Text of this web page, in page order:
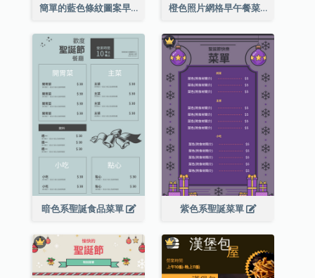
簡單的藍色條紋圖案早午餐菜單 橙色照片網格早午餐菜單
暗色系聖誕食品菜單 紫色系聖誕菜單